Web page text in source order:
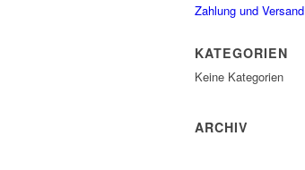
Zahlung und Versand
KATEGORIEN
Keine Kategorien
ARCHIV